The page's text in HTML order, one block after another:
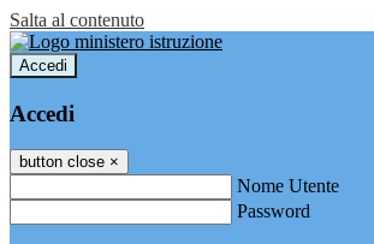
Salta al contenuto
Accedi
Accedi
button close ×
Nome Utente
Password